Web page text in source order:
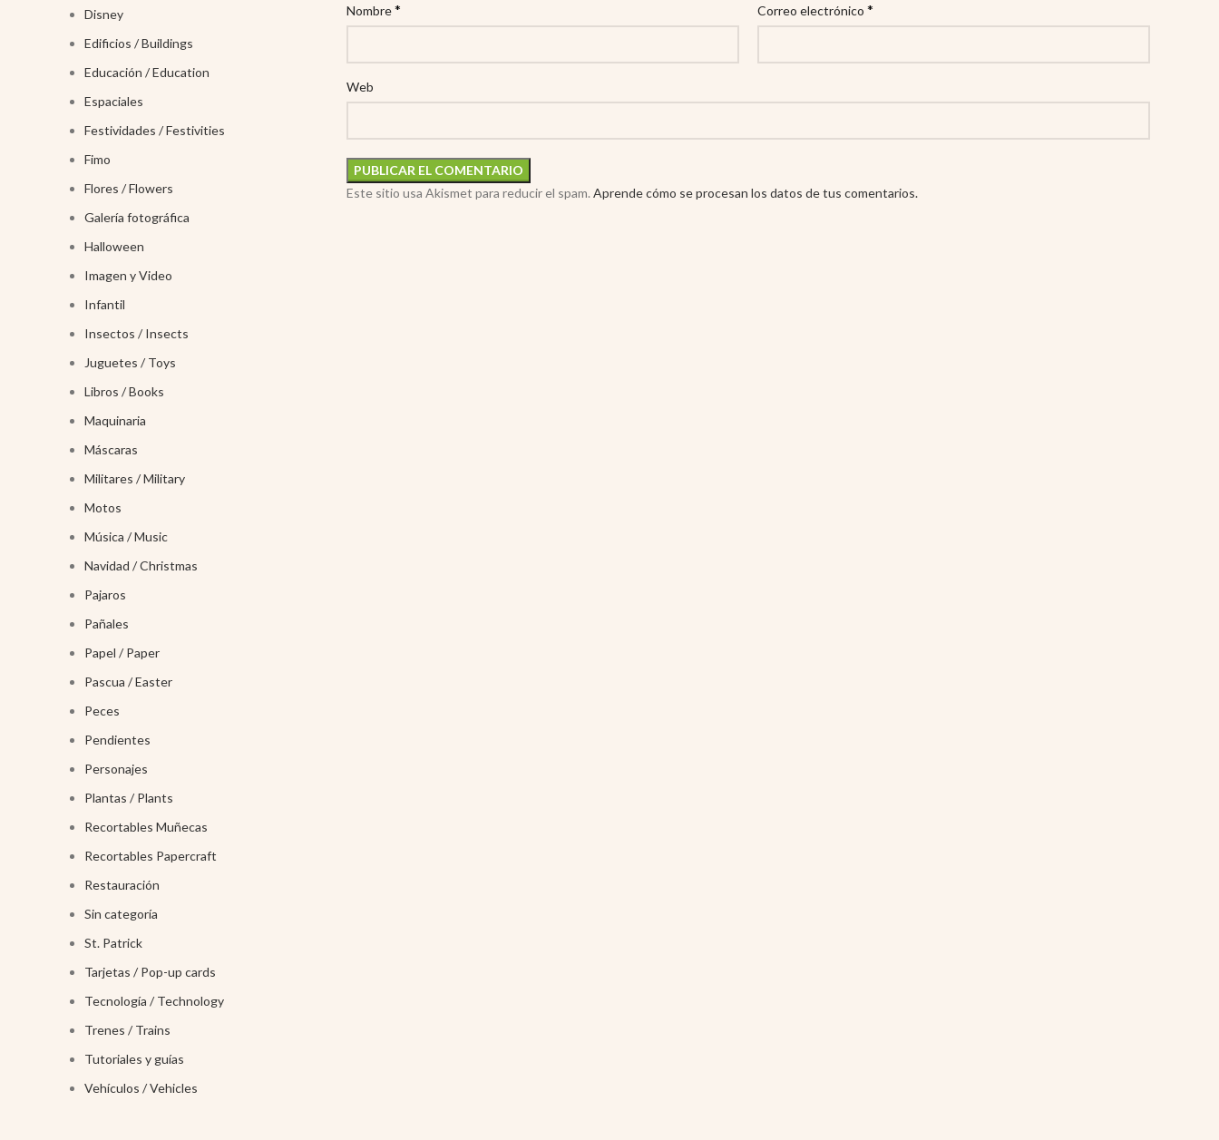
Nombre* Correo electrónico *
Web
Este sitio usa Akismet para reducir el spam.Aprende cómo se procesan los datos de tus comentarios.
Disney
Edificios / Buildings
Educación / Education
Espaciales
Festividades / Festivities
Fimo
Flores / Flowers
Galería fotográfica
Halloween
Imagen y Video
Infantil
Insectos / Insects
Juguetes / Toys
Libros / Books
Maquinaria
Máscaras
Militares / Military
Motos
Música / Music
Navidad / Christmas
Pajaros
Pañales
Papel / Paper
Pascua / Easter
Peces
Pendientes
Personajes
Plantas / Plants
Recortables Muñecas
Recortables Papercraft
Restauración
Sin categoría
St. Patrick
Tarjetas / Pop-up cards
Tecnología / Technology
Trenes / Trains
Tutoriales y guías
Vehículos / Vehicles